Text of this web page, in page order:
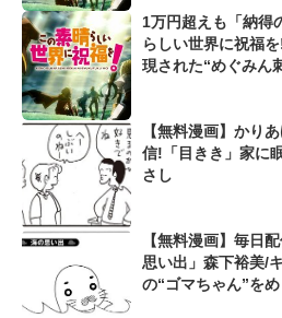
1万円超えも「納得
らしい世界に祝福
現された“めぐみん
【無料漫画】かり
信!「目きき」家に
さし
【無料漫画】毎日
思い出」森下裕美/
の“ゴマちゃん”を